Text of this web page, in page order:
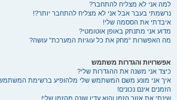
למה אני לא מצליח להתחבר?
נרשמתי בעבר אבל אני לא מצליח להתחבר יותר?!
איבדתי את הססמה שלי!
מדוע אני מתנתק באופן אוטומטי?
מה האפשרות “מחק את כל עוגיות המערכת” עושה?
אפשרויות והגדרות משתמש
כיצד אני משנה את ההגדרות שלי?
איך אני מונע משם המשתמש שלי מלהופיע ברשימת
הזמנים אינם נכונים!
שינתי את אזור הזמן והוא עדין שונה מהזמן שלי!